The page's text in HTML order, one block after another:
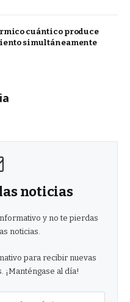
cuántico produce
simultáneamente
noticias
y no te pierdas
noticias.
para recibir nuevas
¡Manténgase al día!